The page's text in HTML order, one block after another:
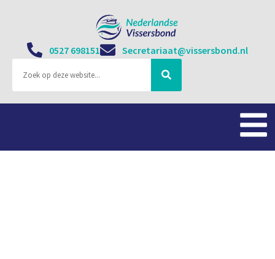
0527 698151 Secretariaat@vissersbond.nl